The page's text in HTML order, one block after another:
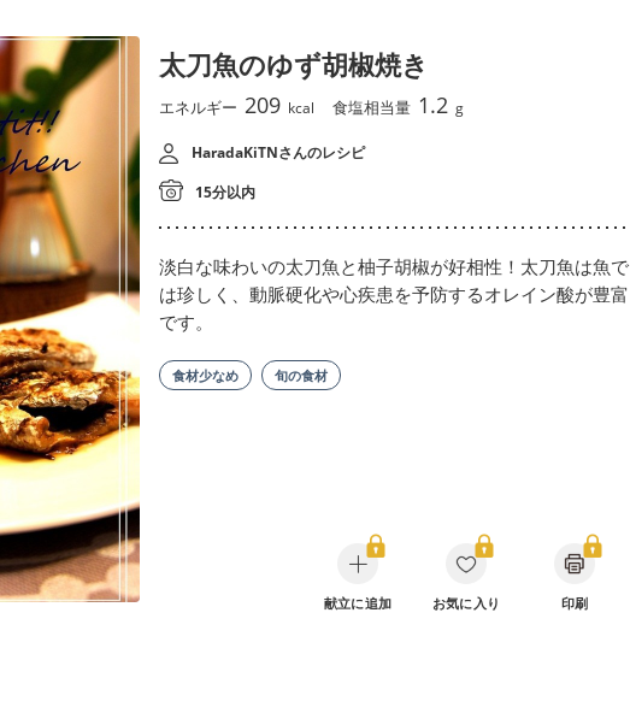
太刀魚のゆず胡椒焼き
エネルギー 209 kcal 食塩相当量 1.2 g
HaradaKiTNさんのレシピ
15分以内
淡白な味わいの太刀魚と柚子胡椒が好相性！太刀魚は魚で
は珍しく、動脈硬化や心疾患を予防するオレイン酸が豊富
です。
食材少なめ 旬の食材
献立に追加 お気に入り 印刷